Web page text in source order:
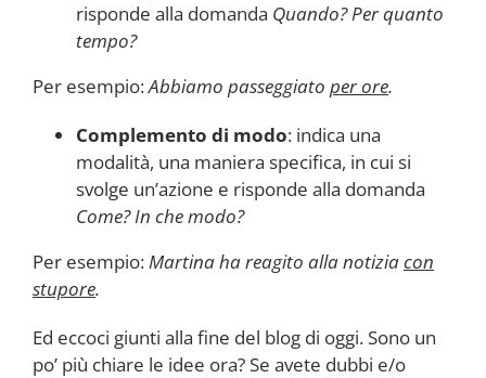
risponde alla domanda Quando? Per quanto
tempo?
Per esempio:Abbiamo passeggiato per ore.
Complemento di modo: indica una
modalità, una maniera specifica, in cui si
svolge un’azione e risponde alla domanda
Come? In che modo?
Per esempio:Martina ha reagito alla notiziacon
stupore.
Ed eccoci giunti alla fine del blog di oggi. Sono un
po’ più chiare le idee ora? Se avete dubbi e/o